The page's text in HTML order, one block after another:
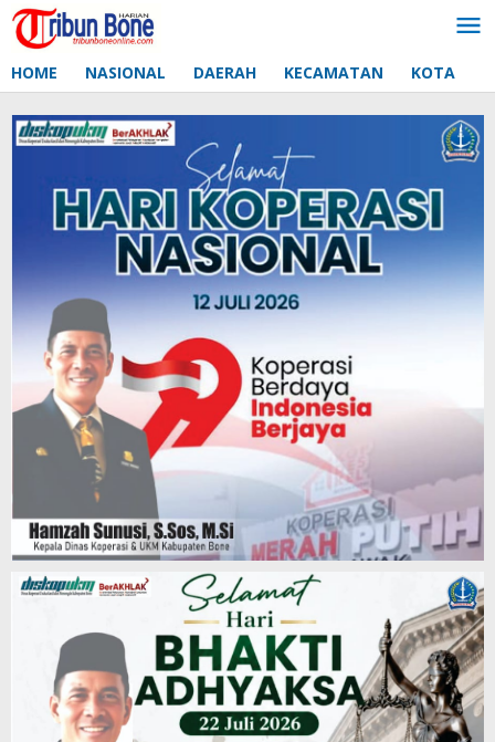
Lewati
ke
HOME NASIONAL DAERAH KECAMATAN KOTA